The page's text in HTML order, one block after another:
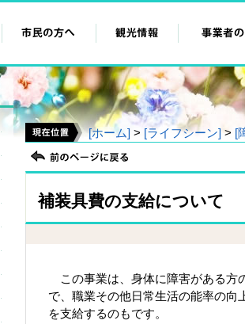
[ホーム] > [ライフシーン]> [
補装具費の支給について
この事業は、身体に障害がある方
で、職業その他日常生活の能率の向
を支給するのもです。